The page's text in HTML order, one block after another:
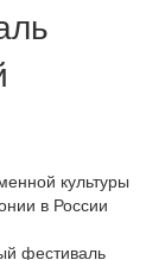
в России
фестиваль